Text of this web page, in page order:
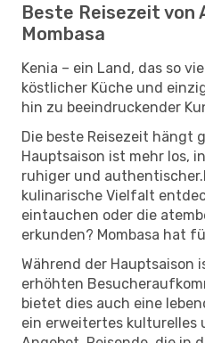
Beste Reisezeit von
Mombasa
Kenia – ein Land, das so
köstlicher Küche und
hin zu beeindruckender
Die beste Reisezeit hängt
Hauptsaison ist mehr los,
ruhiger und
kulinarische Vielfalt
eintauchen oder die
erkunden? Mombasa hat
Während der Hauptsaison
erhöhten
bietet dies auch eine
ein erweitertes kulturelles